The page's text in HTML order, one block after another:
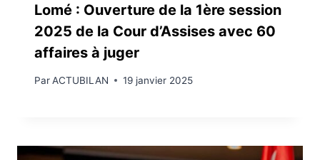
Lomé : Ouverture de la 1ère session
2025 de la Cour d’Assises avec 60
affaires à juger
ParACTUBILAN 19 janvier 2025